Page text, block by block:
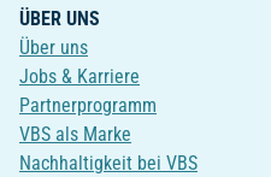
ÜBER UNS
Über uns
Jobs & Karriere
Partnerprogramm
VBS als Marke
Nachhaltigkeit bei VBS